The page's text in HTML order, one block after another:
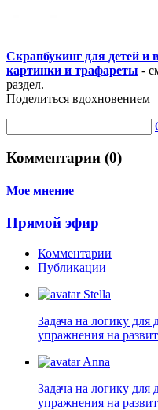
Скрапбукинг для детей
картинки и трафареты -
раздел.
Поделиться вдохновением
Комментарии (0)
Мое мнение
Прямой эфир
Комментарии
Публикации
Stella
Задача на логику для
упражнения на
Anna
Задача на логику для
упражнения на